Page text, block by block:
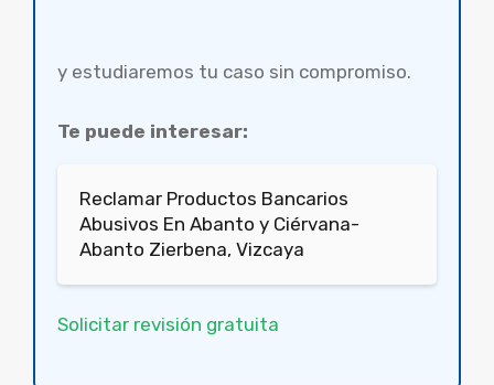
y estudiaremos tu caso sin compromiso.
Te puede interesar:
Reclamar Productos Bancarios
Abusivos En Abanto y Ciérvana-
Abanto Zierbena, Vizcaya
Solicitar revisión gratuita